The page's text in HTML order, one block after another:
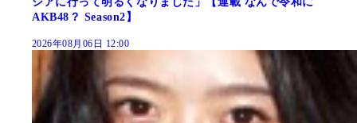
AKB48？ Season2】
2026年08月06日 12:00